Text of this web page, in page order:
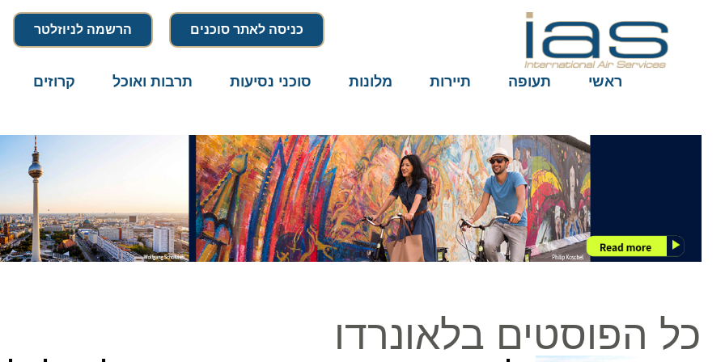
כניסה לאתר סוכנים הרשמה לניוזלטר
ראשי תעופה תיירות מלונות סוכני נסיעות תרבות ואוכל קרוזים
כל הפוסטים בלאונרדו